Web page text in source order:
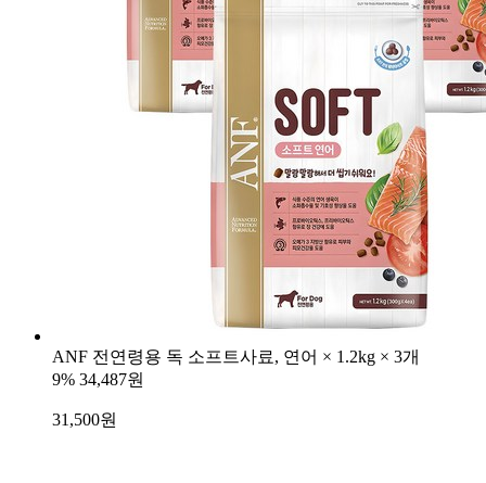
ANF 전연령용 독 소프트사료, 연어 × 1.2kg × 3개
9% 34,487원
31,500원